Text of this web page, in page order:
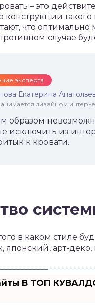
– это
конструкции
что
случае
эксперта
Екатерина
дизайном
образом
исключить из
к кровати.
в каком стиле
японский, арт-
В ТОП